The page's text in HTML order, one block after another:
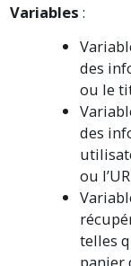
Variables :
des
ou le
des
ou
telles